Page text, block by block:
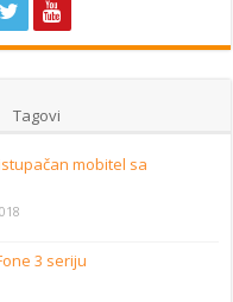
Tagovi
mobitel sa
3 seriju